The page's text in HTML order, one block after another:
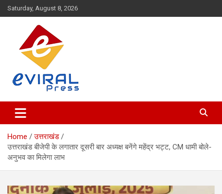
Skip
to
Saturday, August 8, 2026
Eviral Press
Home
उत्तराखंड
उत्तराखंड बीजेपी के लगातार दूसरी बार अध्यक्ष बनेंगे महेंद्र भट्ट, CM धामी बोले-
अनुभव का मिलेगा लाभ